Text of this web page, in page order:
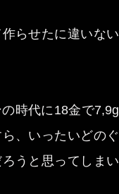
らせたに違いない
時代に18金で7,9g
、いったいどのぐ
うと思ってしまい